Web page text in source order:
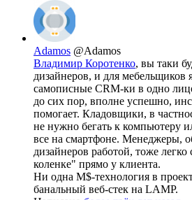
Adamos @Adamos
Владимир Коротенко, вы таки
дизайнеров, и для мебельщиков
самописные CRM-ки в одно
до сих пор, вполне успешно,
помогает. Кладовщики, в
не нужно бегать к компьютеру
все на смартфоне. Менеджеры,
дизайнеров работой, тоже легко
коленке" прямо у клиента.
Ни одна M$-технология в
банальный веб-стек на LAMP.